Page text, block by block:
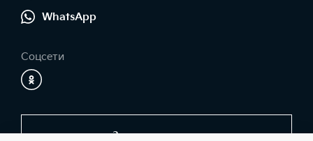
WhatsApp
Соцсети
Заказать звонок